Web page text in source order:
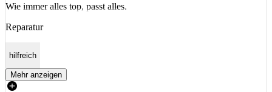
Wie immer alles top, passt alles.
Reparatur
hilfreich
Mehr anzeigen